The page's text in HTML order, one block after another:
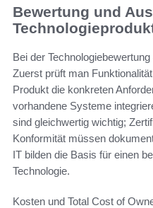
Bewertung und
Bei der
Zuerst prüft man
Produkt die konkreten
vorhandene Systeme
sind gleichwertig wichtig;
Konformität müssen
IT bilden die Basis für einen
Technologie.
Kosten und Total Cost of